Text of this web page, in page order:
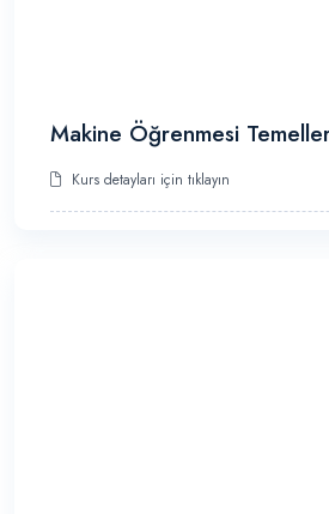
Makine Öğrenmesi
Kurs detayları için tıklayın